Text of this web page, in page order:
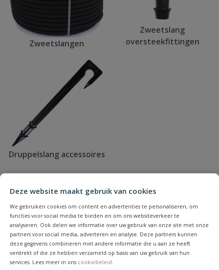
Deze website maakt gebruik van cookies
We gebruiken cookies om content en advertenties te personaliseren, om
functies voor social media te bieden en om ons websiteverkeer te
analyseren. Ook delen we informatie over uw gebruik van onze site met onze
partners voor social media, adverteren en analyse. Deze partners kunnen
deze gegevens combineren met andere informatie die u aan ze heeft
verstrekt of die ze hebben verzameld op basis van uw gebruik van hun
services. Lees meer in ons cookiebeleid.
Zweetslangen
Zweetslang
oversteekfittingen
Druppelslang accessoires
NIEUWSBRIEF
Blijf op de hoogte van nieuwe
producten en leuke acties!